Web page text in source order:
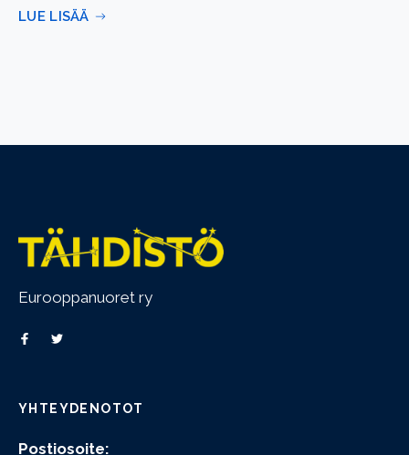
LUE LISÄÄ
Eurooppanuoret ry
YHTEYDENOTOT
Postiosoite: